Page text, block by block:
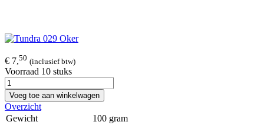
€ 7,50 (inclusief btw)
Voorraad 10 stuks
Voeg toe aan winkelwagen
Overzicht
Gewicht
100 gram